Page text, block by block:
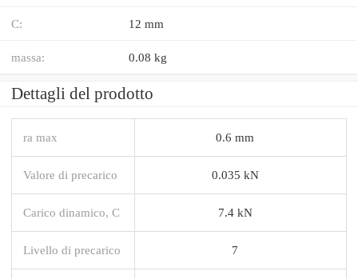
C: 12 mm
massa: 0.08 kg
Dettagli del prodotto
ra max 0.6 mm
Valore di precarico 0.035 kN
Carico dinamico, C 7.4 kN
Livello di precarico 7